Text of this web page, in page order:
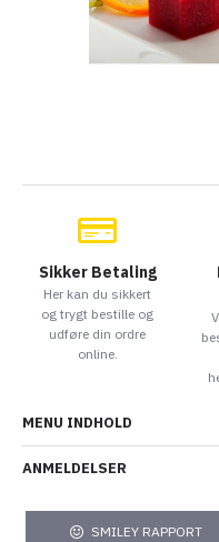
Sikker Betaling
Her kan du sikkert
og trygt bestille og
udføre din ordre
online.
MENU INDHOLD
ANMELDELSER
SMILEY RAPPORT